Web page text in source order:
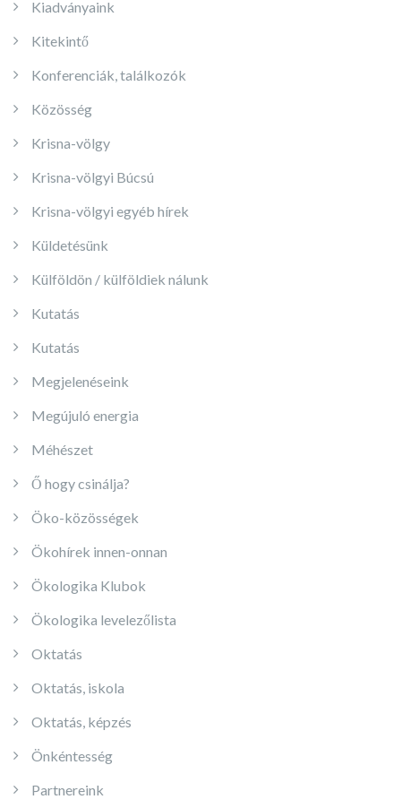
Kiadványaink
Kitekintő
Konferenciák, találkozók
Közösség
Krisna-völgy
Krisna-völgyi Búcsú
Krisna-völgyi egyéb hírek
Küldetésünk
Külföldön / külföldiek nálunk
Kutatás
Kutatás
Megjelenéseink
Megújuló energia
Méhészet
Ő hogy csinálja?
Öko-közösségek
Ökohírek innen-onnan
Ökologika Klubok
Ökologika levelezőlista
Oktatás
Oktatás, iskola
Oktatás, képzés
Önkéntesség
Partnereink